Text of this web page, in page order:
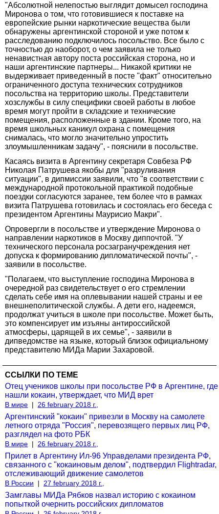
"Абсолютной нелепостью выглядит домысел господина
Миронова о том, что готовившиеся к поставке на
европейские рынки наркотические вещества были
обнаружены аргентинской стороной и уже потом к
расследованию подключилось посольство. Все было с
точностью до наоборот, о чем заявила не только
ненавистная автору поста российская сторона, но и
наши аргентинские партнеры... Никакой критики не
выдерживает приведенный в посте "факт" относительно
ограниченного доступа технических сотрудников
посольства на территорию школы. Представители
хозслужбы в силу специфики своей работы в любое
время могут пройти в складские и технические
помещения, расположенные в здании. Кроме того, на
время школьных каникул охрана с помещения
снималась, что могло значительно упростить
злоумышленникам задачу", - пояснили в посольстве.
Касаясь визита в Аргентину секретаря Совбеза РФ
Николая Патрушева якобы для "разруливания
ситуации", в дипмиссии заявили, что "в соответствии с
международной протокольной практикой подобные
поездки согласуются заранее, тем более что в рамках
визита Патрушева готовилась и состоялась его беседа с
президентом Аргентины Маурисио Макри".
Опровергли в посольстве и утверждение Миронова о
направлении наркотиков в Москву диппочтой. "У
технического персонала росзагранучреждения нет
допуска к формированию дипломатической почты", -
заявили в посольстве.
"Полагаем, что выступление господина Миронова в
очередной раз свидетельствует о его стремлении
сделать себе имя на оплевывании нашей страны и ее
внешнеполитической службы. А дети его, надеемся,
продолжат учиться в школе при посольстве. Может быть,
это компенсирует им изъяны антироссийской
атмосферы, царящей в их семье", - заявили в
дипведомстве на языке, который близок официальному
представителю МИДа Марии Захаровой.
ССЫЛКИ ПО ТЕМЕ
Отец учеников школы при посольстве РФ в Аргентине, где
нашли кокаин, утверждает, что МИД врет
В мире | 26 february 2018 г.,
Аргентинский "кокаин" привезли в Москву на самолете
летного отряда "Россия", перевозящего первых лиц РФ,
разглядел на фото РБК
В мире | 26 february 2018 г.,
Прилет в Аргентину Ил-96 Управделами президента РФ,
связанного с "кокаиновым делом", подтвердил Flightradar,
отслеживающий движение самолетов
В России | 27 february 2018 г.,
Замглавы МИДа Рябков назвал историю с кокаином
попыткой очернить российских дипломатов